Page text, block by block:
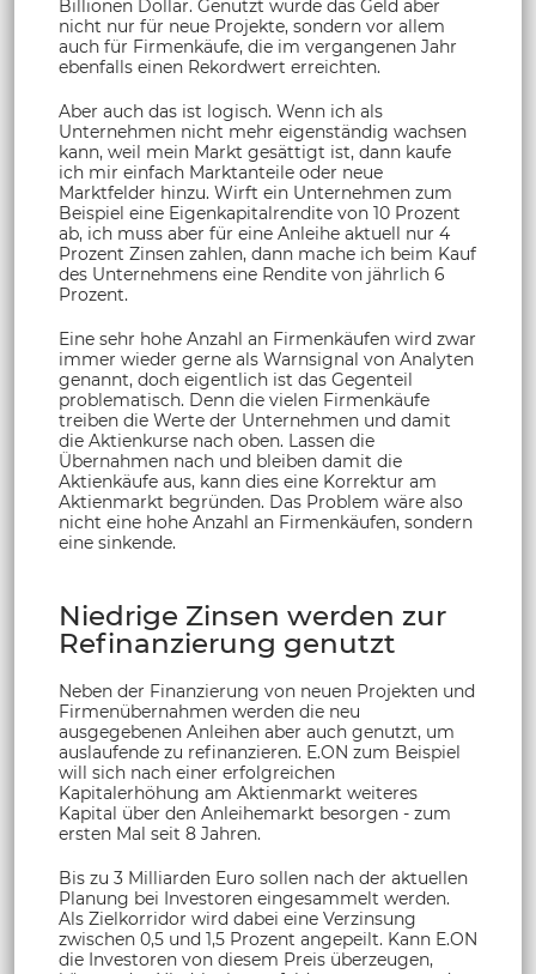
Billionen Dollar. Genutzt wurde das Geld aber
nicht nur für neue Projekte, sondern vor allem
auch für Firmenkäufe, die im vergangenen Jahr
ebenfalls einen Rekordwert erreichten.
Aber auch das ist logisch. Wenn ich als
Unternehmen nicht mehr eigenständig wachsen
kann, weil mein Markt gesättigt ist, dann kaufe
ich mir einfach Marktanteile oder neue
Marktfelder hinzu. Wirft ein Unternehmen zum
Beispiel eine Eigenkapitalrendite von 10 Prozent
ab, ich muss aber für eine Anleihe aktuell nur 4
Prozent Zinsen zahlen, dann mache ich beim Kauf
des Unternehmens eine Rendite von jährlich 6
Prozent.
Eine sehr hohe Anzahl an Firmenkäufen wird zwar
immer wieder gerne als Warnsignal von Analyten
genannt, doch eigentlich ist das Gegenteil
problematisch. Denn die vielen Firmenkäufe
treiben die Werte der Unternehmen und damit
die Aktienkurse nach oben. Lassen die
Übernahmen nach und bleiben damit die
Aktienkäufe aus, kann dies eine Korrektur am
Aktienmarkt begründen. Das Problem wäre also
nicht eine hohe Anzahl an Firmenkäufen, sondern
eine sinkende.
Niedrige Zinsen werden zur
Refinanzierung genutzt
Neben der Finanzierung von neuen Projekten und
Firmenübernahmen werden die neu
ausgegebenen Anleihen aber auch genutzt, um
auslaufende zu refinanzieren. E.ON zum Beispiel
will sich nach einer erfolgreichen
Kapitalerhöhung am Aktienmarkt weiteres
Kapital über den Anleihemarkt besorgen - zum
ersten Mal seit 8 Jahren.
Bis zu 3 Milliarden Euro sollen nach der aktuellen
Planung bei Investoren eingesammelt werden.
Als Zielkorridor wird dabei eine Verzinsung
zwischen 0,5 und 1,5 Prozent angepeilt. Kann E.ON
die Investoren von diesem Preis überzeugen,